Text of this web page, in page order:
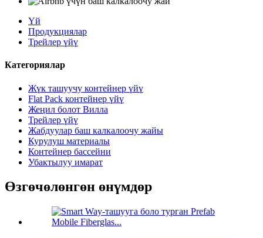
Үй
Продукциялар
Трейлер үйү
Категориялар
Жүк ташуучу контейнер үйү
Flat Pack контейнер үйү
Жеңил болот Вилла
Трейлер үйү
Жабдуулар баш калкалоочу жайы
Курулуш материалы
Контейнер бассейни
Убактылуу имарат
Өзгөчөлөнгөн өнүмдөр